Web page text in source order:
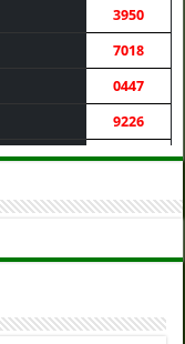
3950
7018
0447
9226
7666
1771
6004